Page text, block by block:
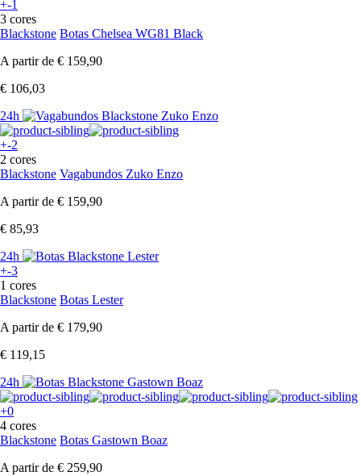
+-1
3 cores
Blackstone Botas Chelsea WG81 Black
A partir de € 159,90
€ 106,03
24h
+-2
2 cores
Blackstone Vagabundos Zuko Enzo
A partir de € 159,90
€ 85,93
24h
+-3
1 cores
Blackstone Botas Lester
A partir de € 179,90
€ 119,15
24h
+0
4 cores
Blackstone Botas Gastown Boaz
A partir de € 259,90